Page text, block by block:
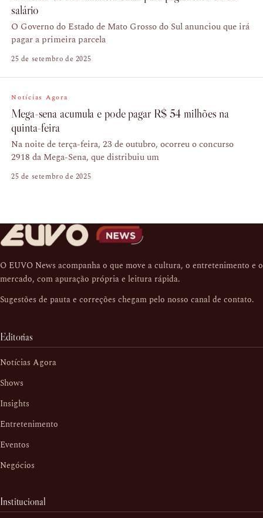
salário
O Governo do Estado de Mato Grosso do Sul anunciou que irá
pagar a primeira parcela
25 de setembro de 2025
Notícias Agora
Mega-sena acumula e pode pagar R$ 54 milhões na
quinta-feira
Na noite de terça-feira, 23 de outubro, ocorreu o concurso
2918 da Mega-Sena, que distribuiu um
25 de setembro de 2025
O EUVO News acompanha o que move a cultura, o entretenimento e o
mercado, com apuração própria e leitura rápida.
Sugestões de pauta e correções chegam pelo nosso canal de contato.
Editorias
Notícias Agora
Shows
Insights
Entretenimento
Eventos
Negócios
Institucional